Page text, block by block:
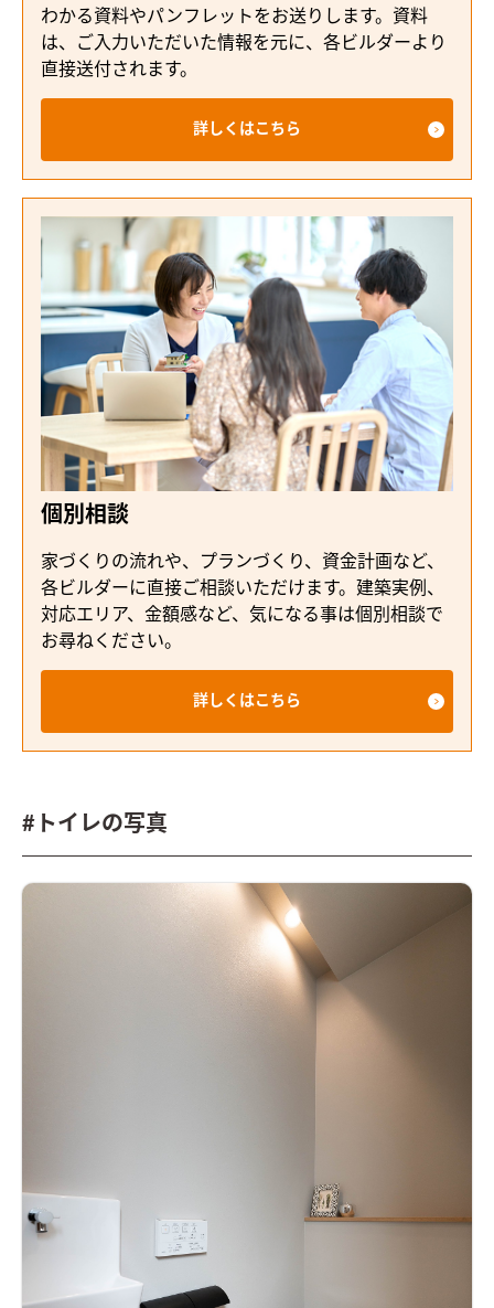
わかる資料やパンフレットをお送りします。資料
は、ご入力いただいた情報を元に、各ビルダーより
直接送付されます。
詳しくはこちら
個別相談
家づくりの流れや、プランづくり、資金計画など、
各ビルダーに直接ご相談いただけます。建築実例、
対応エリア、金額感など、気になる事は個別相談で
お尋ねください。
詳しくはこちら
#トイレの写真